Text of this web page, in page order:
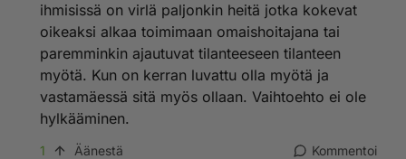
ihmisissä on virlä paljonkin heitä jotka kokevat
oikeaksi alkaa toimimaan omaishoitajana tai
paremminkin ajautuvat tilanteeseen tilanteen
myötä. Kun on kerran luvattu olla myötä ja
vastamäessä sitä myös ollaan. Vaihtoehto ei ole
hylkääminen.
1 Äänestä Kommentoi